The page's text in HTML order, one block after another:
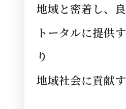
地域と密着し、
トータルに提供
り
地域社会に貢献す